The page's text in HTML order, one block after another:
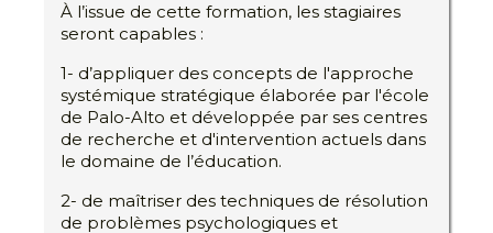
À l’issue de cette formation, les stagiaires
seront capables :
1- d’appliquer des concepts de l'approche
systémique stratégique élaborée par l'école
de Palo-Alto et développée par ses centres
de recherche et d'intervention actuels dans
le domaine de l’éducation.
2- de maîtriser des techniques de résolution
de problèmes psychologiques et